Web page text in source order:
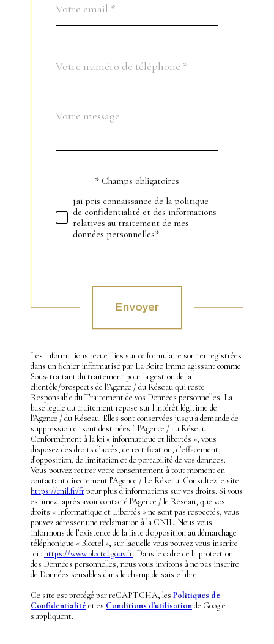
*
*
Fieldset
défaut
Message
Validation
* Champs obligatoires
j'ai pris connaissance de la politique
de confidentialité et des informations
relatives au traitement de mes
données personnelles*
Envoyer
Les informations recueillies sur ce formulaire sont enregistrées
dans un fichier informatisé par La Boite Immo agissant comme
Sous-traitant du traitement pour la gestion de la
clientèle/prospects de l'Agence / du Réseau qui reste
Responsable du Traitement de vos Données personnelles. La
base légale du traitement repose sur l'intérêt légitime de
l'Agence / du Réseau. Elles sont conservées jusqu'à demande de
suppression et sont destinées à l'Agence / au Réseau.
Conformément à la loi « informatique et libertés », vous
disposez des droits d’accès, de rectification, d’effacement,
d’opposition, de limitation et de portabilité de vos données.
Vous pouvez retirer votre consentement à tout moment en
contactant directement l’Agence / Le Réseau. Consultez le site
https://cnil.fr/frpour plus d’informations sur vos droits. Si vous
estimez, après avoir contacté l'Agence / le Réseau, que vos
droits « Informatique et Libertés » ne sont pas respectés, vous
pouvez adresser une réclamation à la CNIL. Nous vous
informons de l’existence de la liste d'opposition au démarchage
téléphonique « Bloctel », sur laquelle vous pouvez vous inscrire
ici : https://www.bloctel.gouv.fr. Dans le cadre de la protection
des Données personnelles, nous vous invitons à ne pas inscrire
de Données sensibles dans le champ de saisie libre.
Ce site est protégé par reCAPTCHA, les Politiques de
Confidentialité et es Conditions d'utilisationde Google
s'appliquent.